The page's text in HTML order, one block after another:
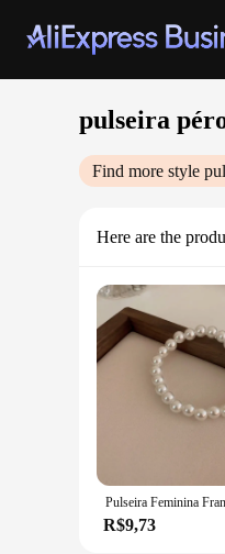
pulseira
Find more style
Here are the
R$9,73